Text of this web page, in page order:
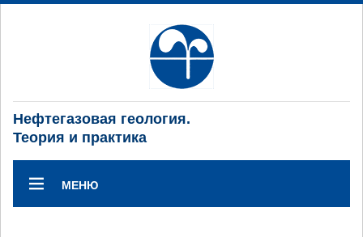
Нефтегазовая геология.
Теория и практика
МЕНЮ